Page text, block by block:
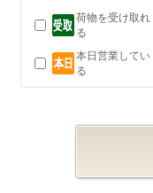
荷物を受け取れ
る
本日営業してい
る